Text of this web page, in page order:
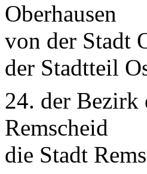
Oberhausen
von der Stadt
der Stadtteil
24. der Bezirk
Remscheid
die Stadt